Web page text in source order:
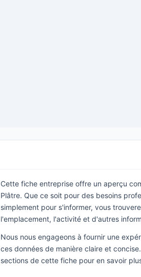
Cette fiche entreprise offre un aperçu
Plâtre. Que ce soit pour des besoins
simplement pour s'informer, vous
l'emplacement, l'activité et d'autres
Nous nous engageons à fournir une
ces données de manière claire et
sections de cette fiche pour en savoir